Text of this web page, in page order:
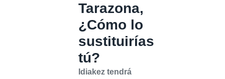
Tarazona,
¿Cómo lo
sustituirías
tú?
Idiakez tendrá